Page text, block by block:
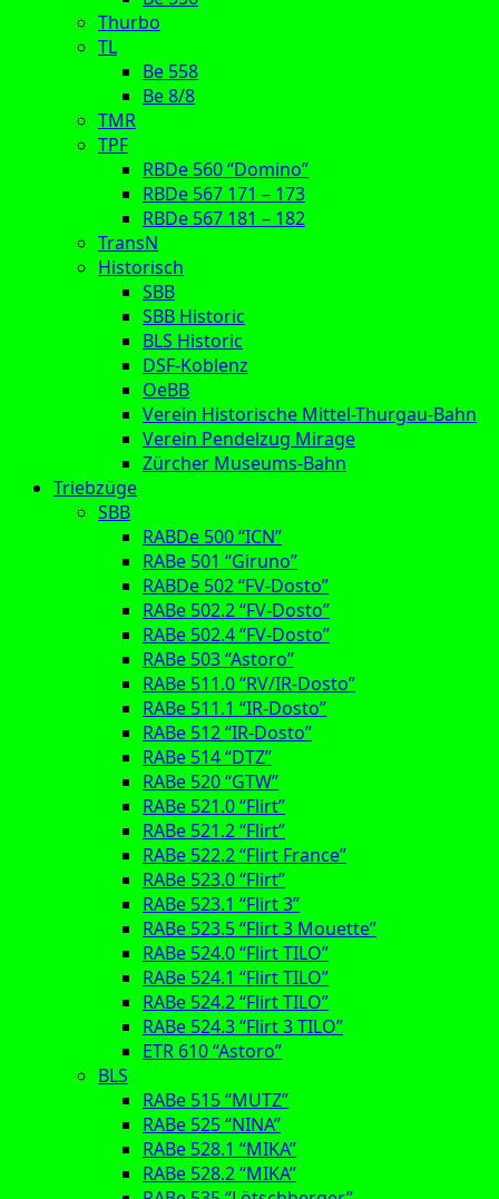
Thurbo
TL
Be 558
Be 8/8
TMR
TPF
RBDe 560 “Domino”
RBDe 567 171 – 173
RBDe 567 181 – 182
TransN
Historisch
SBB
SBB Historic
BLS Historic
DSF-Koblenz
OeBB
Verein Historische Mittel-Thurgau-Bahn
Verein Pendelzug Mirage
Zürcher Museums-Bahn
Triebzüge
SBB
RABDe 500 “ICN”
RABe 501 “Giruno”
RABDe 502 “FV-Dosto”
RABe 502.2 “FV-Dosto”
RABe 502.4 “FV-Dosto”
RABe 503 “Astoro”
RABe 511.0 “RV/IR-Dosto”
RABe 511.1 “IR-Dosto”
RABe 512 “IR-Dosto”
RABe 514 “DTZ”
RABe 520 “GTW”
RABe 521.0 “Flirt”
RABe 521.2 “Flirt”
RABe 522.2 “Flirt France”
RABe 523.0 “Flirt”
RABe 523.1 “Flirt 3”
RABe 523.5 “Flirt 3 Mouette”
RABe 524.0 “Flirt TILO”
RABe 524.1 “Flirt TILO”
RABe 524.2 “Flirt TILO”
RABe 524.3 “Flirt 3 TILO”
ETR 610 “Astoro”
BLS
RABe 515 “MUTZ”
RABe 525 “NINA”
RABe 528.1 “MIKA”
RABe 528.2 “MIKA”